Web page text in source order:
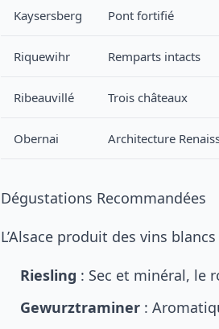
Kaysersberg Pont fortifié
Riquewihr Remparts intacts
Ribeauvillé Trois châteaux
Obernai Architecture
Dégustations Recommandées
L’Alsace produit des vins
Riesling : Sec et minéral, le
Gewurztraminer :